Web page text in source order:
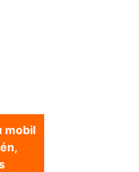
mobil